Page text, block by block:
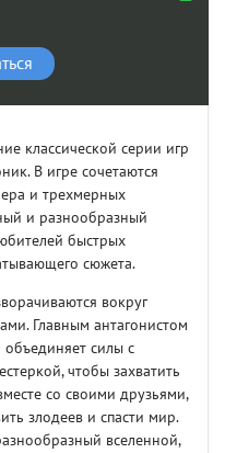
классической серии игр
В игре сочетаются
и трехмерных
и разнообразный
быстрых
сюжета.
вокруг
Главным антагонистом
объединяет силы с
чтобы захватить
со своими друзьями,
злодеев и спасти мир.
вселенной,